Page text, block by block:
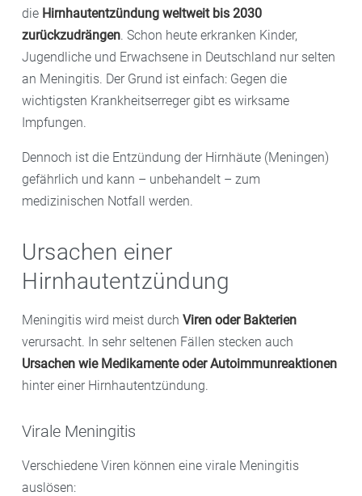
die Hirnhautentzündung weltweit bis 2030
zurückzudrängen. Schon heute erkranken Kinder,
Jugendliche und Erwachsene in Deutschland nur selten
an Meningitis. Der Grund ist einfach: Gegen die
wichtigsten Krankheitserreger gibt es wirksame
Impfungen.
Dennoch ist die Entzündung der Hirnhäute (Meningen)
gefährlich und kann – unbehandelt – zum
medizinischen Notfall werden.
Ursachen einer
Hirnhautentzündung
Meningitis wird meist durch Viren oder Bakterien
verursacht. In sehr seltenen Fällen stecken auch
Ursachen wie Medikamente oder Autoimmunreaktionen
hinter einer Hirnhautentzündung.
Virale Meningitis
Verschiedene Viren können eine virale Meningitis
auslösen: